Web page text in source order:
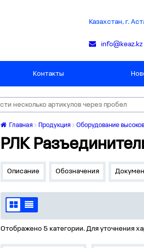
Казахстан, г.
info@keaz.kz
Контакты
Главная Продукция Оборудование
РЛК
Описание Обозначения
Отображено 5 категории. Для уточнения